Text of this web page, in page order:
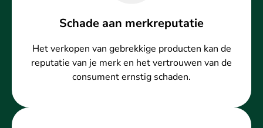
Schade aan merkreputatie
Het verkopen van gebrekkige producten kan de
reputatie van je merk en het vertrouwen van de
consument ernstig schaden.